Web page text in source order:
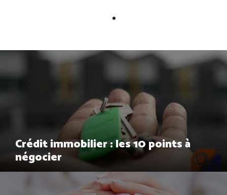
Crédit immobilier : les 10 points à
négocier